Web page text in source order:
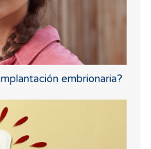
embrionaria?